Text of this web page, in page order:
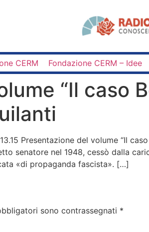
CERM Fondazione CERM – Idee
“Il caso
Presentazione del volume “Il
senatore nel 1948, cessò dalla
«di propaganda fascista». […]
sono contrassegnati *